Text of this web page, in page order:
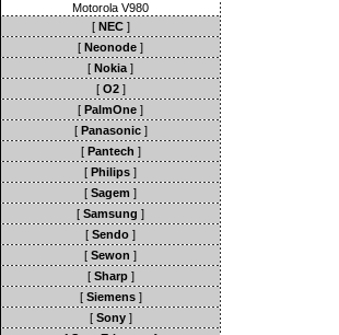
Motorola V980
[ NEC]
[ Neonode ]
[ Nokia ]
[ O2]
[ PalmOne ]
[ Panasonic]
[ Pantech ]
[ Philips ]
[ Sagem ]
[ Samsung ]
[ Sendo ]
[ Sewon ]
[ Sharp]
[ Siemens]
[ Sony]